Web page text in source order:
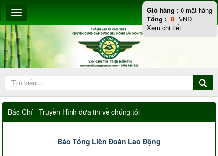
Báo Chí - Truyền Hình đưa tin về chúng tôi
Báo Tổng Liên Đoàn Lao Động
Giỏ hàng : 0 mặt hàng
Tổng : 0 VND
Xem chi tiết